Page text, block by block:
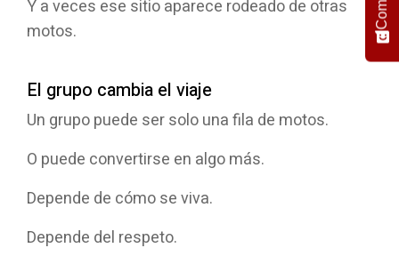
Y a veces ese sitio aparece rodeado de otras
motos.
El grupo cambia el viaje
Un grupo puede ser solo una fila de motos.
O puede convertirse en algo más.
Depende de cómo se viva.
Depende del respeto.